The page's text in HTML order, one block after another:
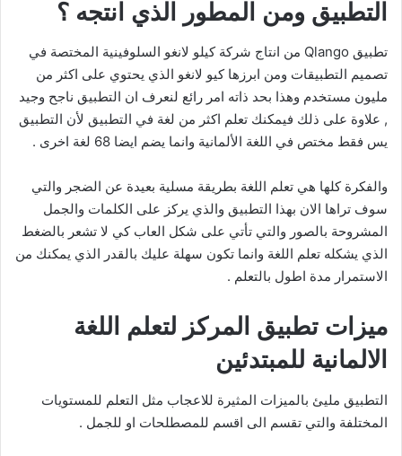
التطبيق ومن المطور الذي انتجه ؟
تطبيق Qlango من انتاج شركة كيلو لانغو السلوفينية المختصة في
تصميم التطبيقات ومن ابرزها كيو لانغو الذي يحتوي على اكثر من
مليون مستخدم وهذا بحد ذاته امر رائع لنعرف ان التطبيق ناجح وجيد
, علاوة على ذلك فيمكنك تعلم اكثر من لغة في التطبيق لأن التطبيق
يس فقط مختص في اللغة الألمانية وانما يضم ايضا 68 لغة اخرى .
والفكرة كلها هي تعلم اللغة بطريقة مسلية بعيدة عن الضجر والتي
سوف تراها الان بهذا التطبيق والذي يركز على الكلمات والجمل
المشروحة بالصور والتي تأتي على شكل العاب كي لا تشعر بالضغط
الذي يشكله تعلم اللغة وانما تكون سهلة عليك بالقدر الذي يمكنك من
الاستمرار مدة اطول بالتعلم .
ميزات تطبيق المركز لتعلم اللغة
الالمانية للمبتدئين
التطبيق مليئ بالميزات المثيرة للاعجاب مثل التعلم للمستويات
المختلفة والتي تقسم الى اقسم للمصطلحات او للجمل .